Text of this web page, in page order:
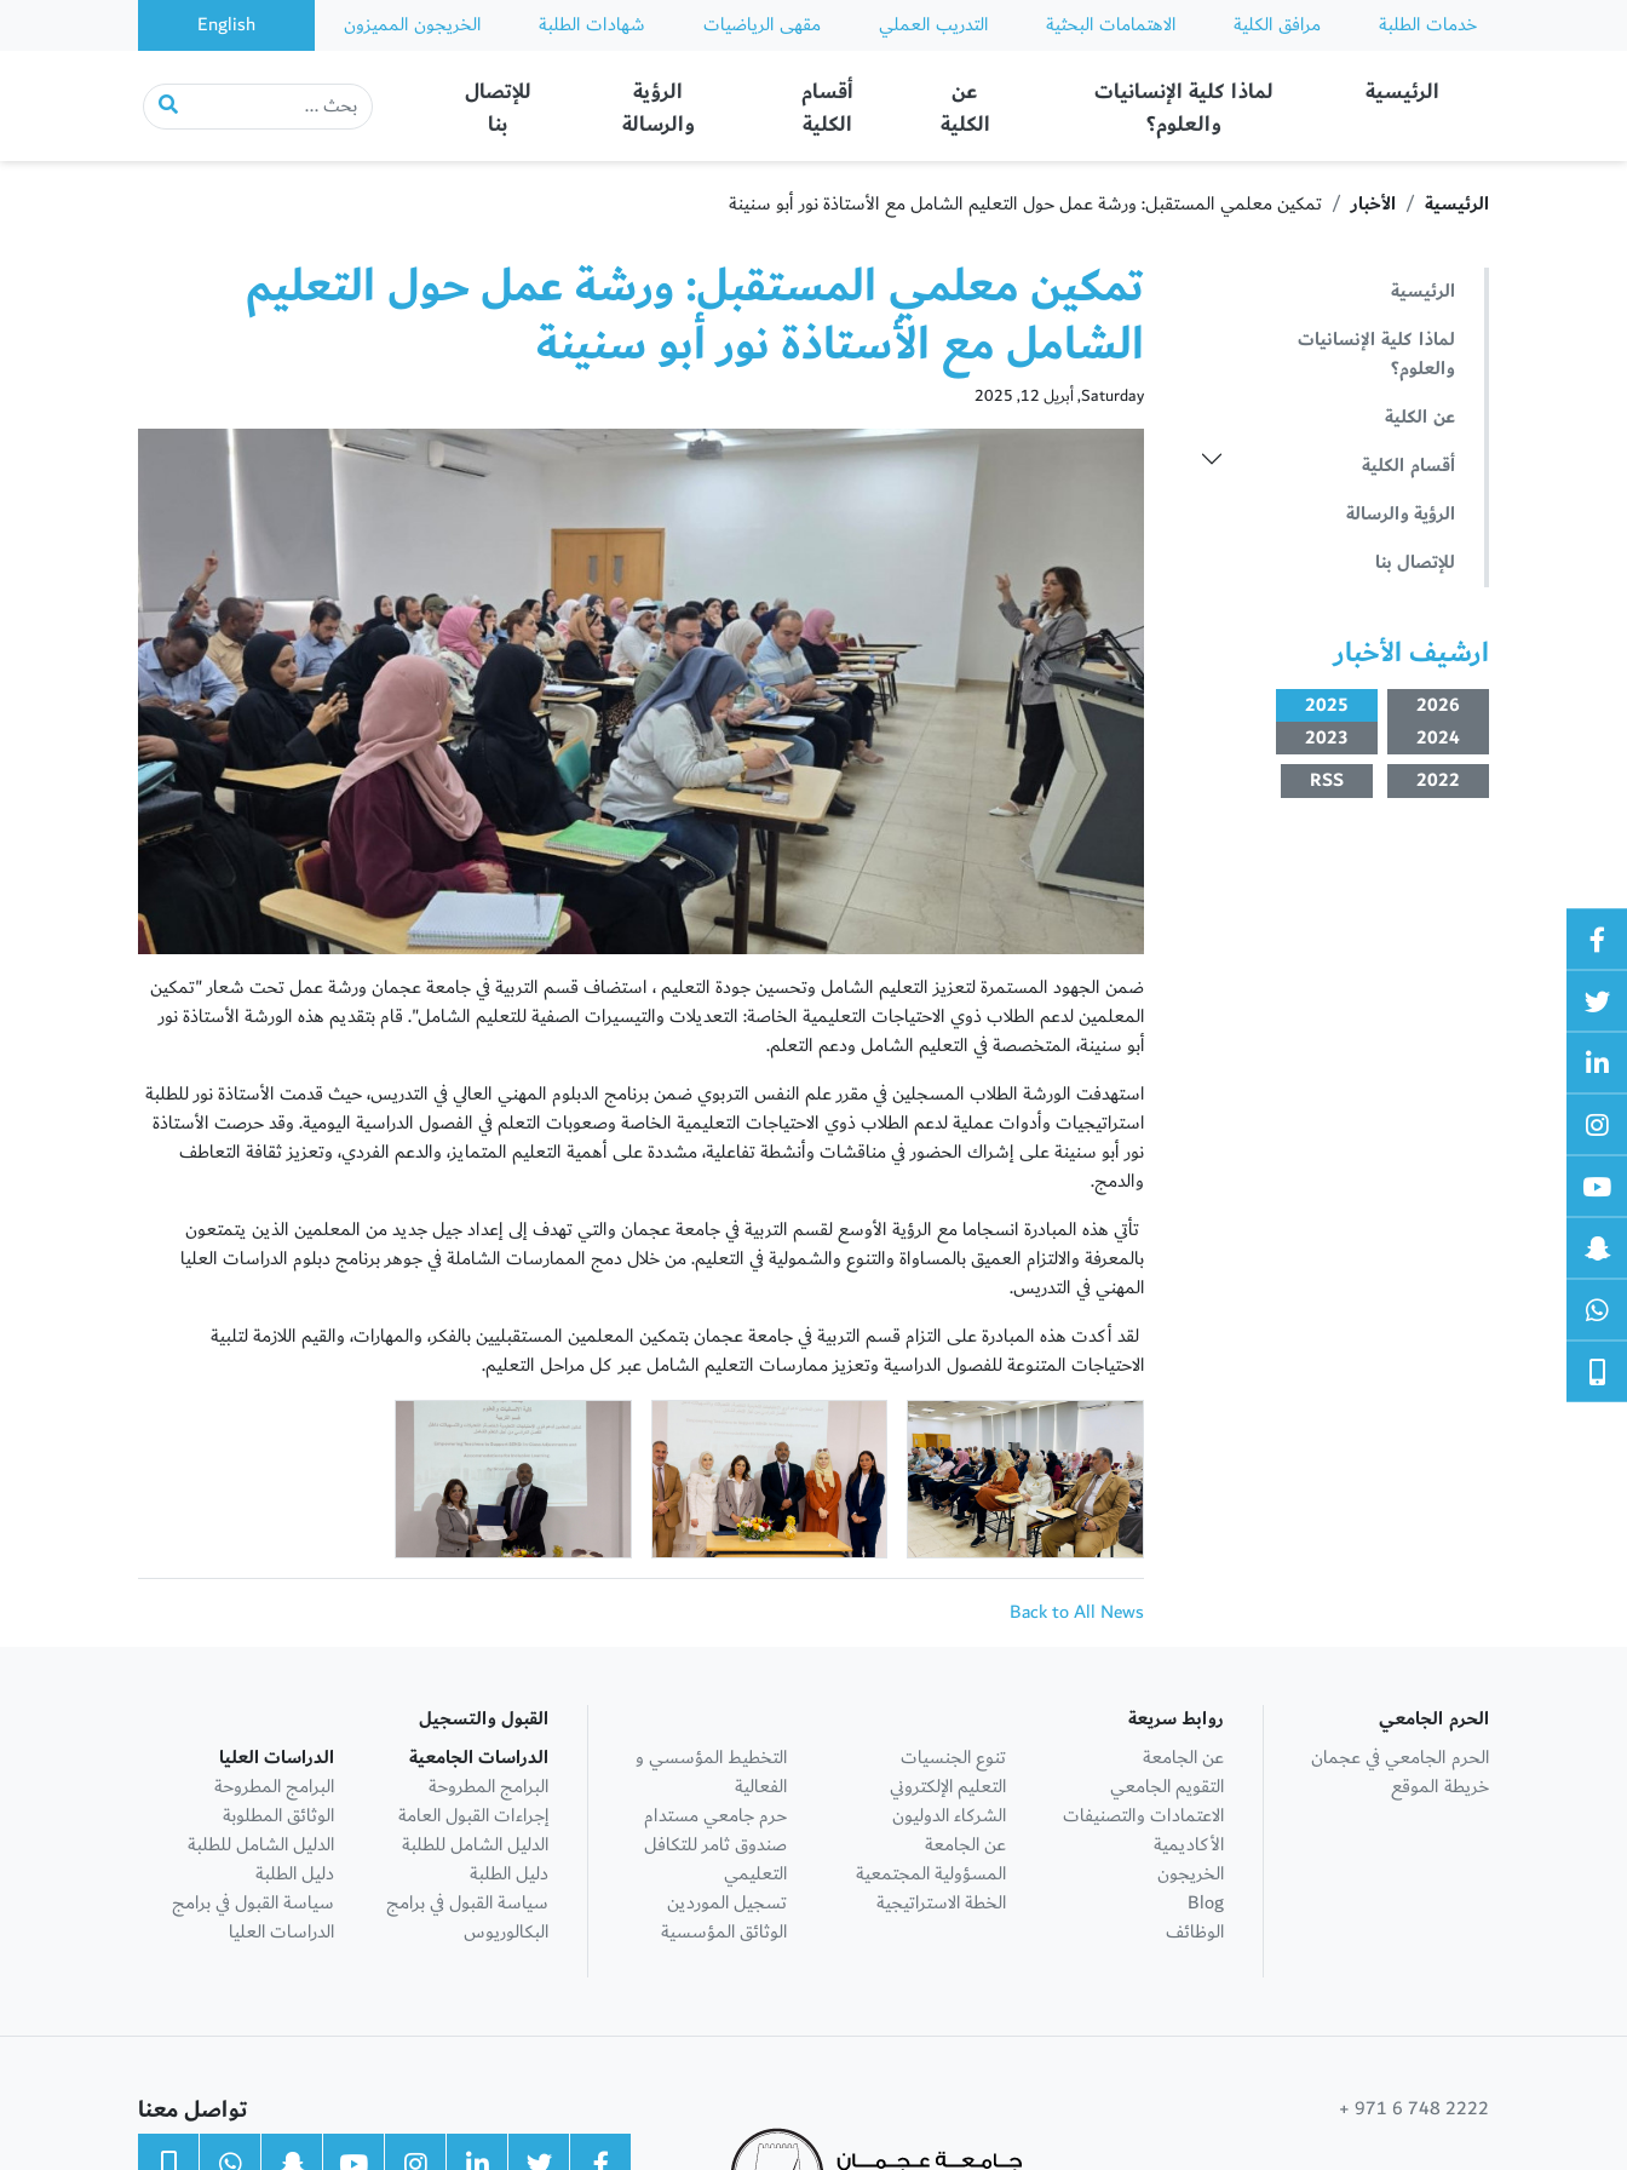
خدمات الطلبة مرافق الكلية الاهتمامات البحثية التدريب العملي مقهى الرياضيات شهادات الطلبة الخريجون المميزون English
Ajman University
الرئيسية
لماذا كلية الإنسانيات
والعلوم؟
عن
الكلية
أقسام
الكلية
الرؤية
والرسالة
للإتصال
بنا
الرئيسية الأخبار تمكين معلمي المستقبل: ورشة عمل حول التعليم الشامل مع الأستاذة نور أبو سنينة
الرئيسية
لماذا كلية الإنسانيات
والعلوم؟
عن الكلية
أقسام الكلية
الرؤية والرسالة
للإتصال بنا
ارشيف الأخبار
2026
2025
2024
2023
2022
RSS
تمكين معلمي المستقبل: ورشة عمل حول التعليم
الشامل مع الأستاذة نور أبو سنينة
Saturday, أبريل 12, 2025
ضمن الجهود المستمرة لتعزيز التعليم الشامل وتحسين جودة التعليم ، استضاف قسم التربية في جامعة عجمان ورشة عمل تحت شعار "تمكين
المعلمين لدعم الطلاب ذوي الاحتياجات التعليمية الخاصة: التعديلات والتيسيرات الصفية للتعليم الشامل". قام بتقديم هذه الورشة الأستاذة نور
أبو سنينة، المتخصصة في التعليم الشامل ودعم التعلم.
استهدفت الورشة الطلاب المسجلين في مقرر علم النفس التربوي ضمن برنامج الدبلوم المهني العالي في التدريس، حيث قدمت الأستاذة نور للطلبة
استراتيجيات وأدوات عملية لدعم الطلاب ذوي الاحتياجات التعليمية الخاصة وصعوبات التعلم في الفصول الدراسية اليومية. وقد حرصت الأستاذة
نور أبو سنينة على إشراك الحضور في مناقشات وأنشطة تفاعلية، مشددة على أهمية التعليم المتمايز، والدعم الفردي، وتعزيز ثقافة التعاطف
والدمج.
تأتي هذه المبادرة انسجاما مع الرؤية الأوسع لقسم التربية في جامعة عجمان والتي تهدف إلى إعداد جيل جديد من المعلمين الذين يتمتعون
بالمعرفة والالتزام العميق بالمساواة والتنوع والشمولية في التعليم. من خلال دمج الممارسات الشاملة في جوهر برنامج دبلوم الدراسات العليا
المهني في التدريس.
لقد أكدت هذه المبادرة على التزام قسم التربية في جامعة عجمان بتمكين المعلمين المستقبليين بالفكر، والمهارات، والقيم اللازمة لتلبية
الاحتياجات المتنوعة للفصول الدراسية وتعزيز ممارسات التعليم الشامل عبر كل مراحل التعليم.
Back to All News
الحرم الجامعي
الحرم الجامعي في عجمان
خريطة الموقع
روابط سريعة
عن الجامعة
التقويم الجامعي
الاعتمادات والتصنيفات
الأكاديمية
الخريجون
Blog
الوظائف
تنوع الجنسيات
التعليم الإلكتروني
الشركاء الدوليون
عن الجامعة
المسؤولية المجتمعية
الخطة الاستراتيجية
التخطيط المؤسسي و
الفعالية
حرم جامعي مستدام
صندوق ثامر للتكافل
التعليمي
تسجيل الموردين
الوثائق المؤسسية
القبول والتسجيل
الدراسات الجامعية
البرامج المطروحة
إجراءات القبول العامة
الدليل الشامل للطلبة
دليل الطلبة
سياسة القبول في برامج
البكالوريوس
الدراسات العليا
البرامج المطروحة
الوثائق المطلوبة
الدليل الشامل للطلبة
دليل الطلبة
سياسة القبول في برامج
الدراسات العليا
+ 971 6 748 2222 تواصل معنا